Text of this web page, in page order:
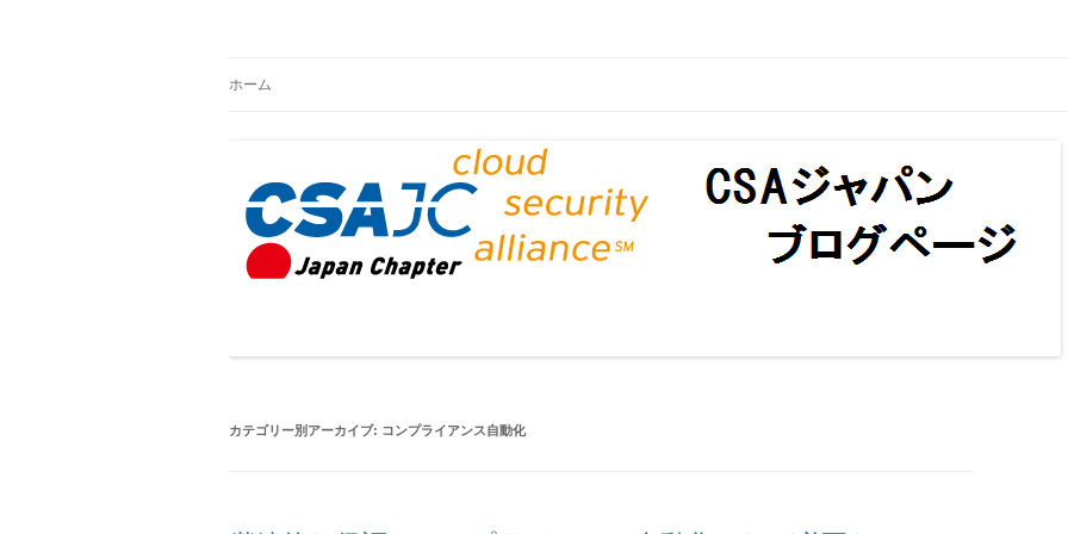
ホーム
カテゴリー別アーカイブ: コンプライアンス自動化